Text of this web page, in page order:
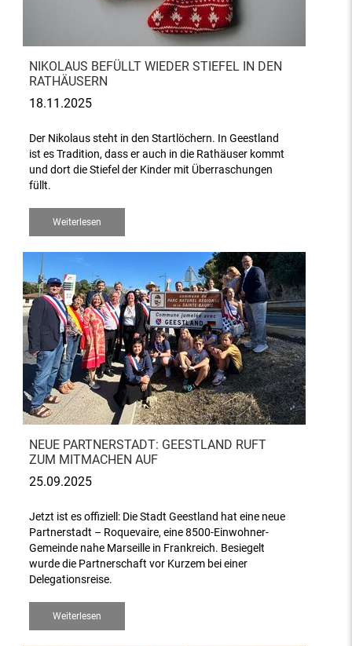
NIKOLAUS BEFÜLLT WIEDER STIEFEL IN DEN
RATHÄUSERN
18.11.2025
Der Nikolaus steht in den Startlöchern. In Geestland
ist es Tradition, dass er auch in die Rathäuser kommt
und dort die Stiefel der Kinder mit Überraschungen
füllt.
Weiterlesen
NEUE PARTNERSTADT: GEESTLAND RUFT
ZUM MITMACHEN AUF
25.09.2025
Jetzt ist es offiziell: Die Stadt Geestland hat eine neue
Partnerstadt – Roquevaire, eine 8500-Einwohner-
Gemeinde nahe Marseille in Frankreich. Besiegelt
wurde die Partnerschaft vor Kurzem bei einer
Delegationsreise.
Weiterlesen